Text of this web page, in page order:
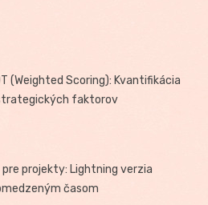
(Weighted Scoring): Kvantifikácia
faktorov
pre projekty: Lightning verzia
časom